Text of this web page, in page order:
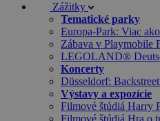
Zážitky
Tematické parky
Europa-Park: Viac
Zábava v Playmobile
LEGOLAND®
Koncerty
Düsseldorf:
Výstavy a expozície
Filmové štúdiá Harry